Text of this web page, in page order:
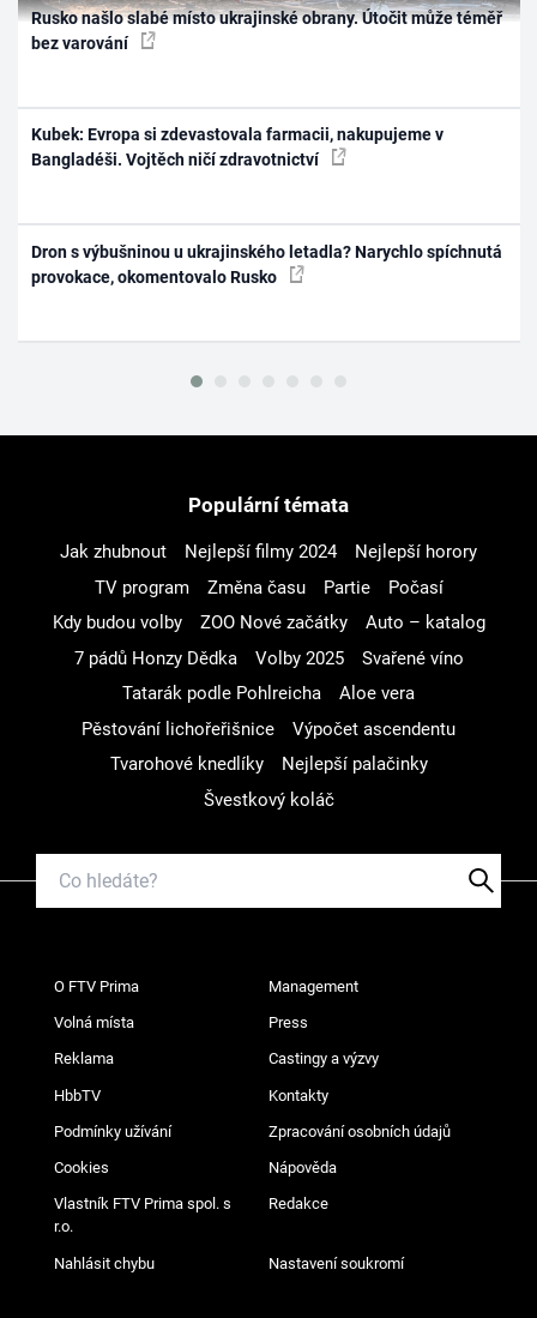
Rusko našlo slabé místo ukrajinské obrany. Útočit může téměř
bez varování
Kubek: Evropa si zdevastovala farmacii, nakupujeme v
Bangladéši. Vojtěch ničí zdravotnictví
Dron s výbušninou u ukrajinského letadla? Narychlo spíchnutá
provokace, okomentovalo Rusko
Populární témata
Jak zhubnout Nejlepší filmy 2024
Nejlepší horory
TV program
Změna času Partie
Počasí
Kdy budou volby
ZOO Nové začátky
Auto – katalog
7 pádů Honzy Dědka
Volby 2025
Svařené víno
Tatarák podle Pohlreicha
Aloe vera
Pěstování lichořeřišnice
Výpočet ascendentu
Tvarohové knedlíky
Nejlepší palačinky
Švestkový koláč
O FTV Prima Management
Volná místa Press
Reklama Castingy a výzvy
HbbTV Kontakty
Podmínky užívání Zpracování osobních údajů
Cookies Nápověda
Vlastník FTV Prima spol. s
r.o.
Redakce
Nahlásit chybu Nastavení soukromí